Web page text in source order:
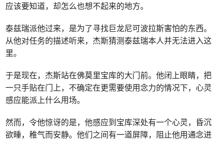
应该要知道，却怎么也想不起来的地方。
泰兹瑞派他过来，是为了寻找巨龙尼可波拉斯害怕的东西。
从他对任务的描述听来，杰斯猜测泰兹瑞本人并无法进入这
里。
于是现在，杰斯站在佛莫里宝库的大门前。他闭上眼睛，把
一只手贴在门上，不确定在更需要使用念力的情况下，心灵
感应能派上什么用场。
然而，令他惊讶的是，他感应到宝库深处有一个心灵，昏沉
欲睡，稚气而安静。他们之间有一道屏障，阻止他用通念进